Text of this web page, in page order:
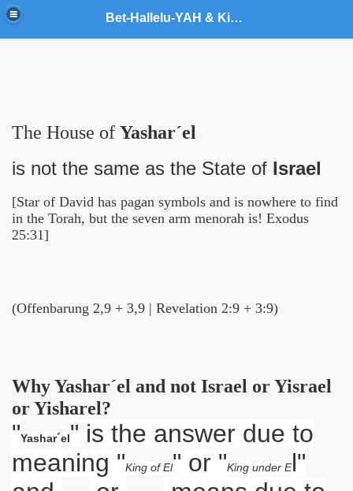
Bet-Hallelu-YAH & King YAHUSHUA World Army Ministries
The House of Yashar´el
is not the same as the State of Israel
[Star of David has pagan symbols and is nowhere to find
in the Torah, but the seven arm menorah is! Exodus
25:31]
(Offenbarung 2,9 + 3,9 | Revelation 2:9 + 3:9)
Why Yashar´el and not Israel or Yisrael
or Yisharel?
"Yashar´el" is the answer due to
meaning "King of El" or "King under El"
- Zielenredder